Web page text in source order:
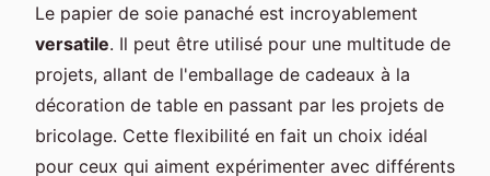
Le papier de soie panaché est incroyablement
versatile. Il peut être utilisé pour une multitude de
projets, allant de l'emballage de cadeaux à la
décoration de table en passant par les projets de
bricolage. Cette flexibilité en fait un choix idéal
pour ceux qui aiment expérimenter avec différents